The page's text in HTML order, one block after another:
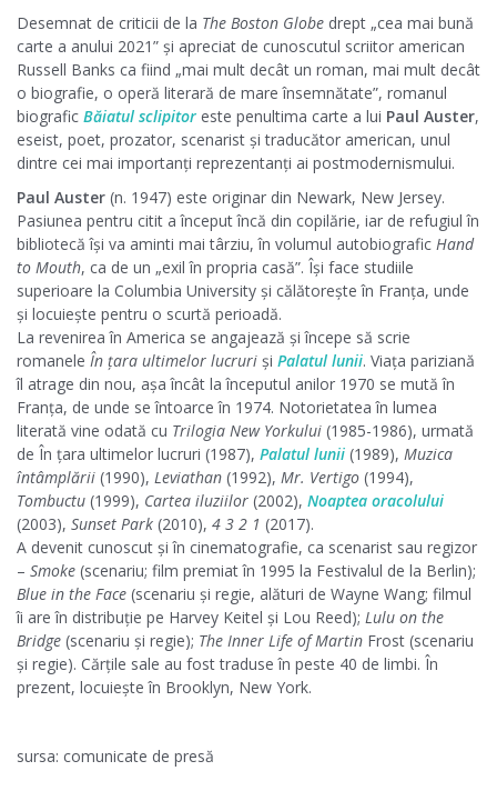
Desemnat de criticii de la The Boston Globe drept „cea mai bună
carte a anului 2021” și apreciat de cunoscutul scriitor american
Russell Banks ca fiind „mai mult decât un roman, mai mult decât
o biografie, o operă literară de mare însemnătate”, romanul
biografic Băiatul sclipitor este penultima carte a lui Paul Auster,
eseist, poet, prozator, scenarist și traducător american, unul
dintre cei mai importanți reprezentanți ai postmodernismului.
Paul Auster (n. 1947) este originar din Newark, New Jersey.
Pasiunea pentru citit a început încă din copilărie, iar de refugiul în
bibliotecă își va aminti mai târziu, în volumul autobiografic Hand
to Mouth, ca de un „exil în propria casă”. Își face studiile
superioare la Columbia University și călătorește în Franța, unde
și locuiește pentru o scurtă perioadă.
La revenirea în America se angajează și începe să scrie
romanele În țara ultimelor lucruri și Palatul lunii. Viața pariziană
îl atrage din nou, așa încât la începutul anilor 1970 se mută în
Franța, de unde se întoarce în 1974. Notorietatea în lumea
literată vine odată cu Trilogia New Yorkului (1985-1986), urmată
de În țara ultimelor lucruri (1987), Palatul lunii (1989), Muzica
întâmplării (1990), Leviathan (1992), Mr. Vertigo (1994),
Tombuctu (1999), Cartea iluziilor (2002), Noaptea oracolului
(2003), Sunset Park (2010), 4 3 2 1 (2017).
A devenit cunoscut și în cinematografie, ca scenarist sau regizor
– Smoke (scenariu; film premiat în 1995 la Festivalul de la Berlin);
Blue in the Face (scenariu și regie, alături de Wayne Wang; filmul
îi are în distribuție pe Harvey Keitel și Lou Reed); Lulu on the
Bridge (scenariu și regie); The Inner Life of Martin Frost (scenariu
și regie). Cărțile sale au fost traduse în peste 40 de limbi. În
prezent, locuiește în Brooklyn, New York.
sursa: comunicate de presă